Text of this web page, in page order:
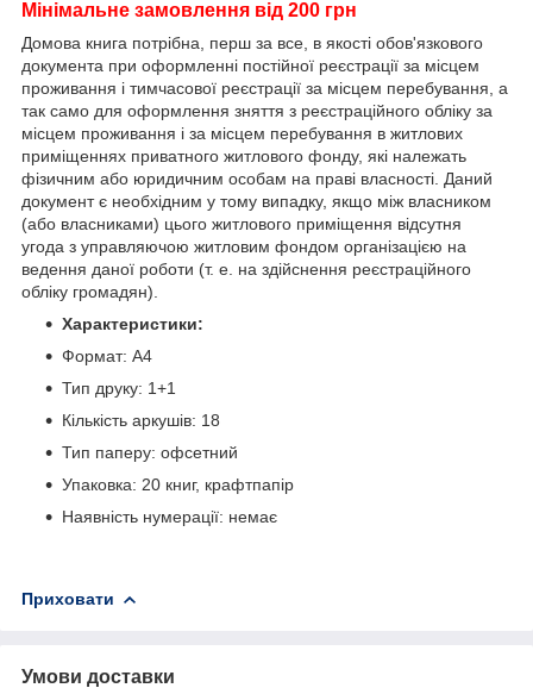
Мінімальне замовлення від 200 грн
Домова книга потрібна, перш за все, в якості обов'язкового
документа при оформленні постійної реєстрації за місцем
проживання і тимчасової реєстрації за місцем перебування, а
так само для оформлення зняття з реєстраційного обліку за
місцем проживання і за місцем перебування в житлових
приміщеннях приватного житлового фонду, які належать
фізичним або юридичним особам на праві власності. Даний
документ є необхідним у тому випадку, якщо між власником
(або власниками) цього житлового приміщення відсутня
угода з управляючою житловим фондом організацією на
ведення даної роботи (т. е. на здійснення реєстраційного
обліку громадян).
Характеристики:
Формат: A4
Тип друку: 1+1
Кількість аркушів: 18
Тип паперу: офсетний
Упаковка: 20 книг, крафтпапір
Наявність нумерації: немає
Приховати
Умови доставки